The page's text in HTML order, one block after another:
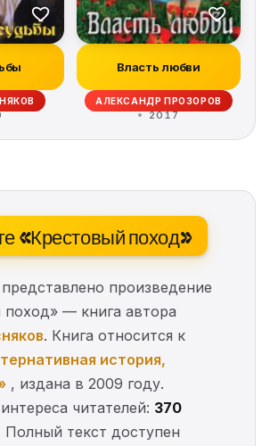
Власть любви
АЛЕКСАНДР ПРОЗОРОВ
2017
«Крестовый поход»
произведение
поход» — книга автора
. Книга относится к
история,
, издана в 2009 году.
читателей: 370
Полный текст доступен